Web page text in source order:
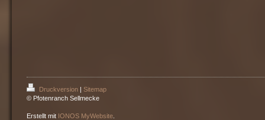
Druckversion | Sitemap
© Pfotenranch Sellmecke
Erstellt mit IONOS MyWebsite